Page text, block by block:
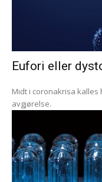
Eufori eller
Midt i coronakrisa
avgjørelse.